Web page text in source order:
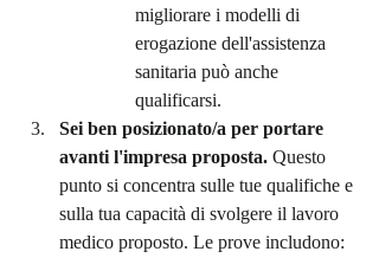
migliorare i modelli di
erogazione dell'assistenza
sanitaria può anche
qualificarsi.
Sei ben posizionato/a per portare
avanti l'impresa proposta. Questo
punto si concentra sulle tue qualifiche e
sulla tua capacità di svolgere il lavoro
medico proposto. Le prove includono: